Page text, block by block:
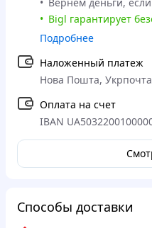
Bigl гарантирует
Подробнее
Наложенный платеж
Нова Пошта, Укрпочта
Оплата на счет
IBAN
Способы доставки